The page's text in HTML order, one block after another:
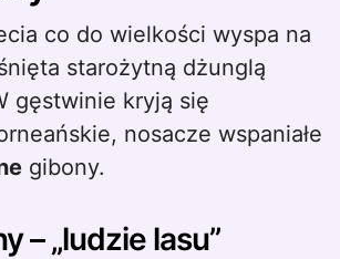
co do wielkości wyspa na
starożytną dżunglą
gęstwinie kryją się
nosacze wspaniałe
gibony.
– „ludzie lasu”